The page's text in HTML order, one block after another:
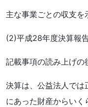
主な事業ごとの収支を
(2)平成28年度決算報
記載事項の読み上げの
決算は、公益法人では
にあった財産からい